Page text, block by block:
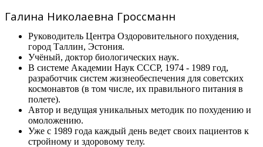
Галина Николаевна Гроссманн
Руководитель Центра Оздоровительного похудения,
город Таллин, Эстония.
Учёный, доктор биологических наук.
В системе Академии Наук СССР, 1974 - 1989 год,
разработчик систем жизнеобеспечения для советских
космонавтов (в том числе, их правильного питания в
полете).
Автор и ведущая уникальных методик по похудению и
омоложению.
Уже с 1989 года каждый день ведет своих пациентов к
стройному и здоровому телу.